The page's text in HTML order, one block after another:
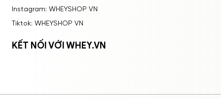
Instagram: WHEYSHOP VN
Tiktok: WHEYSHOP VN
KẾT NỐI VỚI WHEY.VN